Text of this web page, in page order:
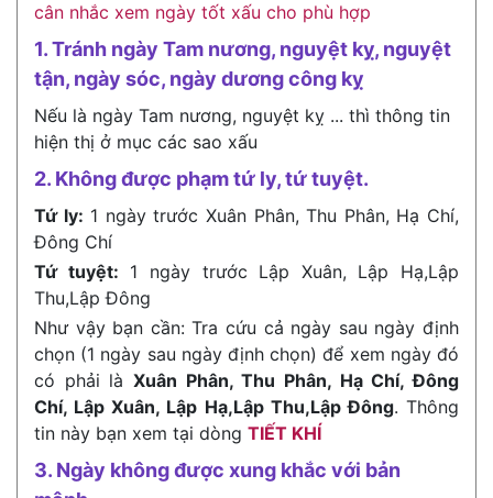
cân nhắc xem ngày tốt xấu cho phù hợp
1. Tránh ngày Tam nương, nguyệt kỵ, nguyệt
tận, ngày sóc, ngày dương công kỵ
Nếu là ngày Tam nương, nguyệt kỵ ... thì thông tin
hiện thị ở mục các sao xấu
2. Không được phạm tứ ly, tứ tuyệt.
Tứ ly: 1 ngày trước Xuân Phân, Thu Phân, Hạ Chí,
Đông Chí
Tứ tuyệt: 1 ngày trước Lập Xuân, Lập Hạ,Lập
Thu,Lập Đông
Như vậy bạn cần: Tra cứu cả ngày sau ngày định
chọn (1 ngày sau ngày định chọn) để xem ngày đó
có phải là Xuân Phân, Thu Phân, Hạ Chí, Đông
Chí, Lập Xuân, Lập Hạ,Lập Thu,Lập Đông. Thông
tin này bạn xem tại dòng TIẾT KHÍ
3. Ngày không được xung khắc với bản